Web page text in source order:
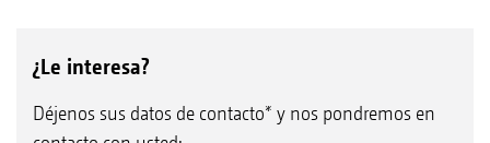
¿Le interesa?
Déjenos sus datos de contacto* y nos pondremos en